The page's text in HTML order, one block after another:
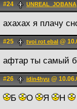
#24 UNREAL_JOBANA
ахахах я плачу
#25 tvoi rot ebal @
афтар ты самый
#26 idin4hyu @
Б О Я Н